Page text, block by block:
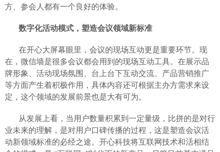
方、参会人都有一个良好的体验。
数字化活动模式，塑造会议领域新标准
在开心大屏幕眼里，会议的现场互动更是重要环节。现
在，微信墙是很多会议都会用到的现场互动工具。在展示品
牌形象、活动现场氛围、台上台下互动交流、产品营销推广
等方面产生着积极作用，具体内容还可根据主办方需求来设
定，这个领域的发展前景也是大有可为。
从发展上看，当用户数量积累到一定量级，比拼的是对行
业未来的理解，是对用户口碑传播的过程，这是塑造会议活
动新领域标准的必经之途。开心科技将互联网技术和活相结